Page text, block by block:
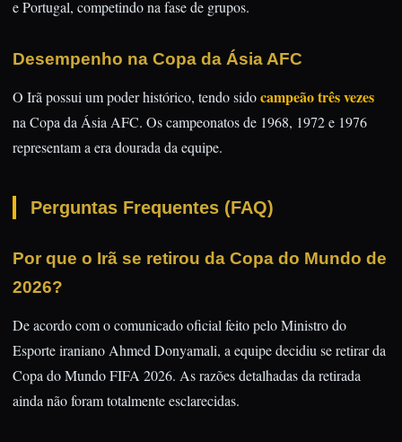
e Portugal, competindo na fase de grupos.
Desempenho na Copa da Ásia AFC
O Irã possui um poder histórico, tendo sidocampeão três vezes
na Copa da Ásia AFC. Os campeonatos de 1968, 1972 e 1976
representam a era dourada da equipe.
Perguntas Frequentes (FAQ)
Por que o Irã se retirou da Copa do Mundo de
2026?
De acordo com o comunicado oficial feito pelo Ministro do
Esporte iraniano Ahmed Donyamali, a equipe decidiu se retirar da
Copa do Mundo FIFA 2026. As razões detalhadas da retirada
ainda não foram totalmente esclarecidas.